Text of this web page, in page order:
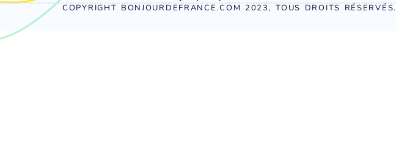
COPYRIGHT BONJOURDEFRANCE.COM 2023, TOUS DROITS RÉSERVÉS.